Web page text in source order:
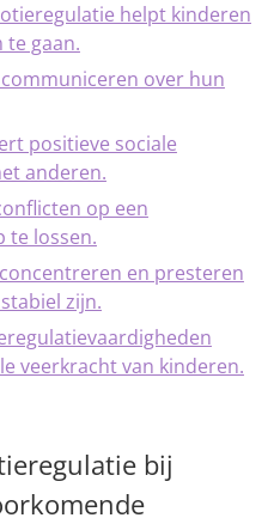
helpt kinderen
gaan.
over hun
positieve sociale
anderen.
op een
te lossen.
en presteren
zijn.
veerkracht van kinderen.
bij